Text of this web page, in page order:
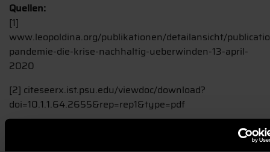
Quellen:
[1]
www.leopoldina.org/publikationen/detailansicht/
pandemie-die-krise-nachhaltig-ueberwinden-13-april-
2020
[2] citeseerx.ist.psu.edu/viewdoc/download?
doi=10.1.1.64.2655&rep=rep1&type=pdf